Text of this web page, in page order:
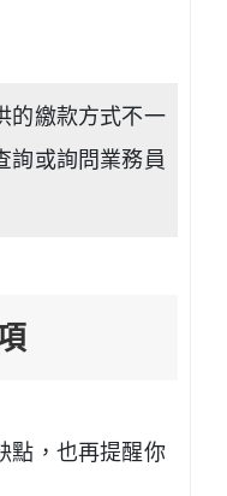
的繳款方式不一
詢或詢問業務員
點，也再提醒你